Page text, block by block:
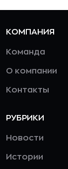
КОМПАНИЯ
Команда
О компании
Контакты
РУБРИКИ
Новости
Истории